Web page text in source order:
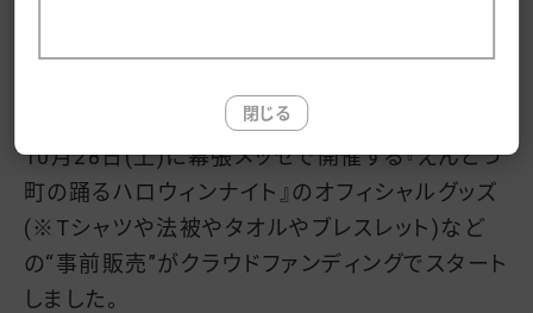
時間があれば何でもできる！
10月28日(土)に幕張メッセで開催する『えんとつ
町の踊るハロウィンナイト』のオフィシャルグッズ
(※Tシャツや法被やタオルやブレスレット)など
の“事前販売”がクラウドファンディングでスタート
しました。
閉じる